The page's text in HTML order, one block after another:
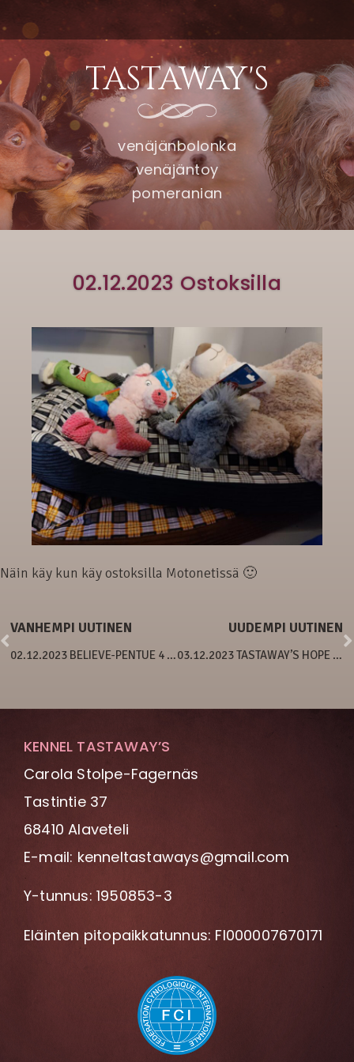
TASTAWAY'S
venäjänbolonka
venäjäntoy
pomeranian
02.12.2023 Ostoksilla
Näin käy kun käy ostoksilla Motonetissä 🙂
VANHEMPI UUTINEN
02.12.2023 BELIEVE-PENTUE 4 VIIKKOA
UUDEMPI UUTINEN
03.12.2023 TASTAWAY’S HOPE OF THE FUTURE
KENNEL TASTAWAY’S
Carola Stolpe-Fagernäs
Tastintie 37
68410 Alaveteli
E-mail: kenneltastaways@gmail.com
Y-tunnus: 1950853-3
Eläinten pitopaikkatunnus: FI000007670171